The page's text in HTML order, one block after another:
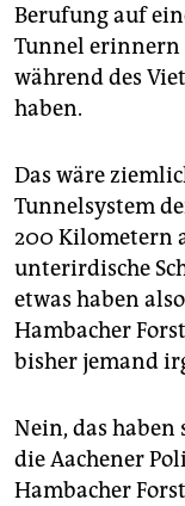
Berufung auf
Tunnel
während des
haben.
Das wäre
Tunnelsystem
200 Kilometern
unterirdische
etwas haben
Hambacher
bisher jemand
Nein, das
die Aachener
Hambacher